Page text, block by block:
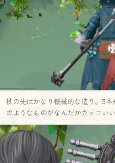
杖の先はかなり機械的な造り。3
のようなものがなんだかカッコいい